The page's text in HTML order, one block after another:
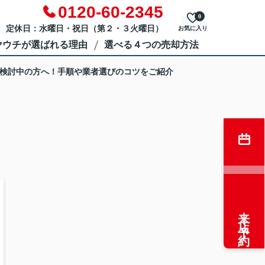
0120-60-2345
休日：水曜日・祝日（第２・３火曜日） お気に入り
0
ウチが選ばれる理由 選べる４つの売却方法
討中の方へ！手順や業者選びのコツをご紹介
来店予約